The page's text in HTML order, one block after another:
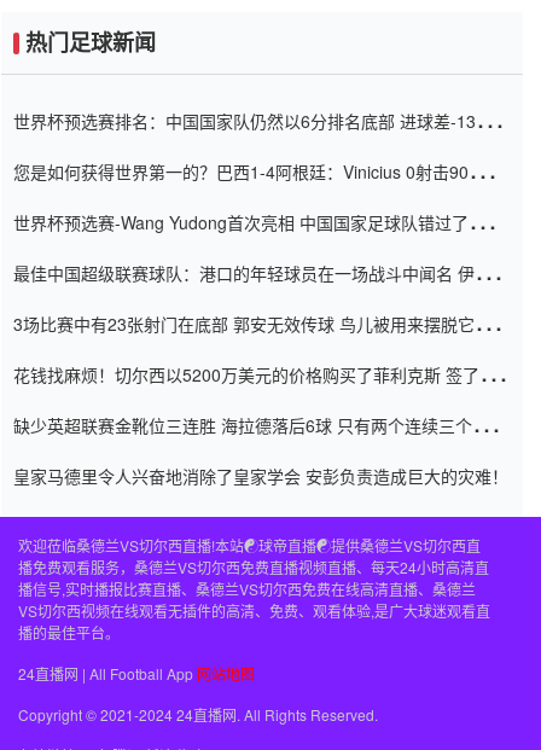
热门足球新闻
世界杯预选赛排名：中国国家队仍然以6分排名底部 进球差-13令人
您是如何获得世界第一的？巴西1-4阿根廷：Vinicius 0射击90分钟
世界杯预选赛-Wang Yudong首次亮相 中国国家足球队错过了世界
最佳中国超级联赛球队：港口的年轻球员在一场战斗中闻名 伊万放
3场比赛中有23张射门在底部 郭安无效传球 鸟儿被用来摆脱它
花钱找麻烦！切尔西以5200万美元的价格购买了菲利克斯 签了7年
缺少英超联赛金靴位三连胜 海拉德落后6球 只有两个连续三个连续
皇家马德里令人兴奋地消除了皇家学会 安彭负责造成巨大的灾难！
欢迎莅临桑德兰VS切尔西直播!本站☯球帝直播☯提供桑德兰VS切尔西直
播免费观看服务，桑德兰VS切尔西免费直播视频直播、每天24小时高清直
播信号,实时播报比赛直播、桑德兰VS切尔西免费在线高清直播、桑德兰
VS切尔西视频在线观看无插件的高清、免费、观看体验,是广大球迷观看直
播的最佳平台。
24直播网 | All Football App 网站地图
Copyright © 2021-2024 24直播网. All Rights Reserved.